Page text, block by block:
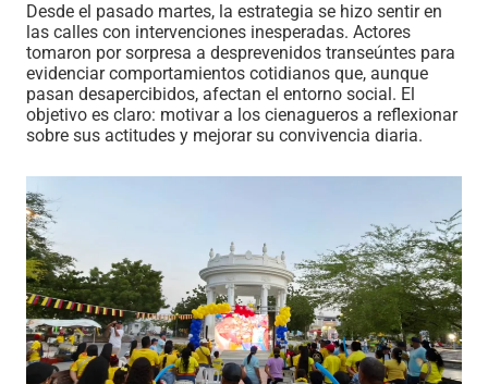
Desde el pasado martes, la estrategia se hizo sentir en
las calles con intervenciones inesperadas. Actores
tomaron por sorpresa a desprevenidos transeúntes para
evidenciar comportamientos cotidianos que, aunque
pasan desapercibidos, afectan el entorno social. El
objetivo es claro: motivar a los cienagueros a reflexionar
sobre sus actitudes y mejorar su convivencia diaria.